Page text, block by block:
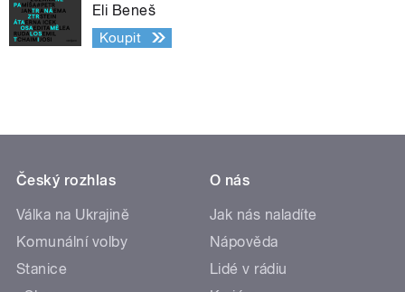
Eli Beneš
Koupit
Český rozhlas
Válka na Ukrajině
Komunální volby
Stanice
O nás
Jak nás naladíte
Nápověda
Lidé v rádiu